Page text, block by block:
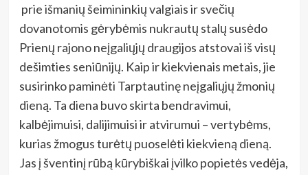
prie išmanių šeimininkių valgiais ir svečių
dovanotomis gėrybėmis nukrautų stalų susėdo
Prienų rajono neįgaliųjų draugijos atstovai iš visų
dešimties seniūnijų. Kaip ir kiekvienais metais, jie
susirinko paminėti Tarptautinę neįgaliųjų žmonių
dieną. Ta diena buvo skirta bendravimui,
kalbėjimuisi, dalijimuisi ir atvirumui – vertybėms,
kurias žmogus turėtų puoselėti kiekvieną dieną.
Jas į šventinį rūbą kūrybiškai įvilko popietės vedėja,